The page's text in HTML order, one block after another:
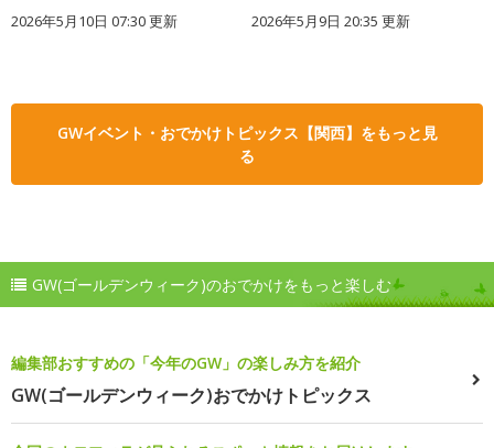
2026年5月10日 07:30 更新 2026年5月9日 20:35 更新
GWイベント・おでかけトピックス【関西】をもっと見
る
GW(ゴールデンウィーク)のおでかけをもっと楽しむ
編集部おすすめの「今年のGW」の楽しみ方を紹介
GW(ゴールデンウィーク)おでかけトピックス